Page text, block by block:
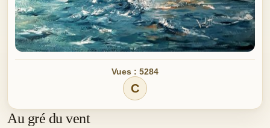
Vues : 5284
C
Au gré du vent